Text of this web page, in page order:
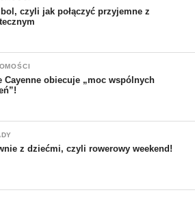
czyli jak połączyć przyjemne z
Cayenne obiecuje „moc wspólnych
z dziećmi, czyli rowerowy weekend!